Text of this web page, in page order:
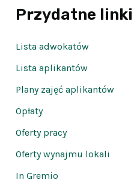
Przydatne linki
Lista adwokatów
Lista aplikantów
Plany zajęć aplikantów
Opłaty
Oferty pracy
Oferty wynajmu lokali
In Gremio